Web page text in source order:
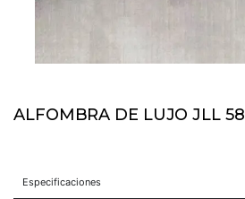
ALFOMBRA DE LUJO JLL 58
Especificaciones